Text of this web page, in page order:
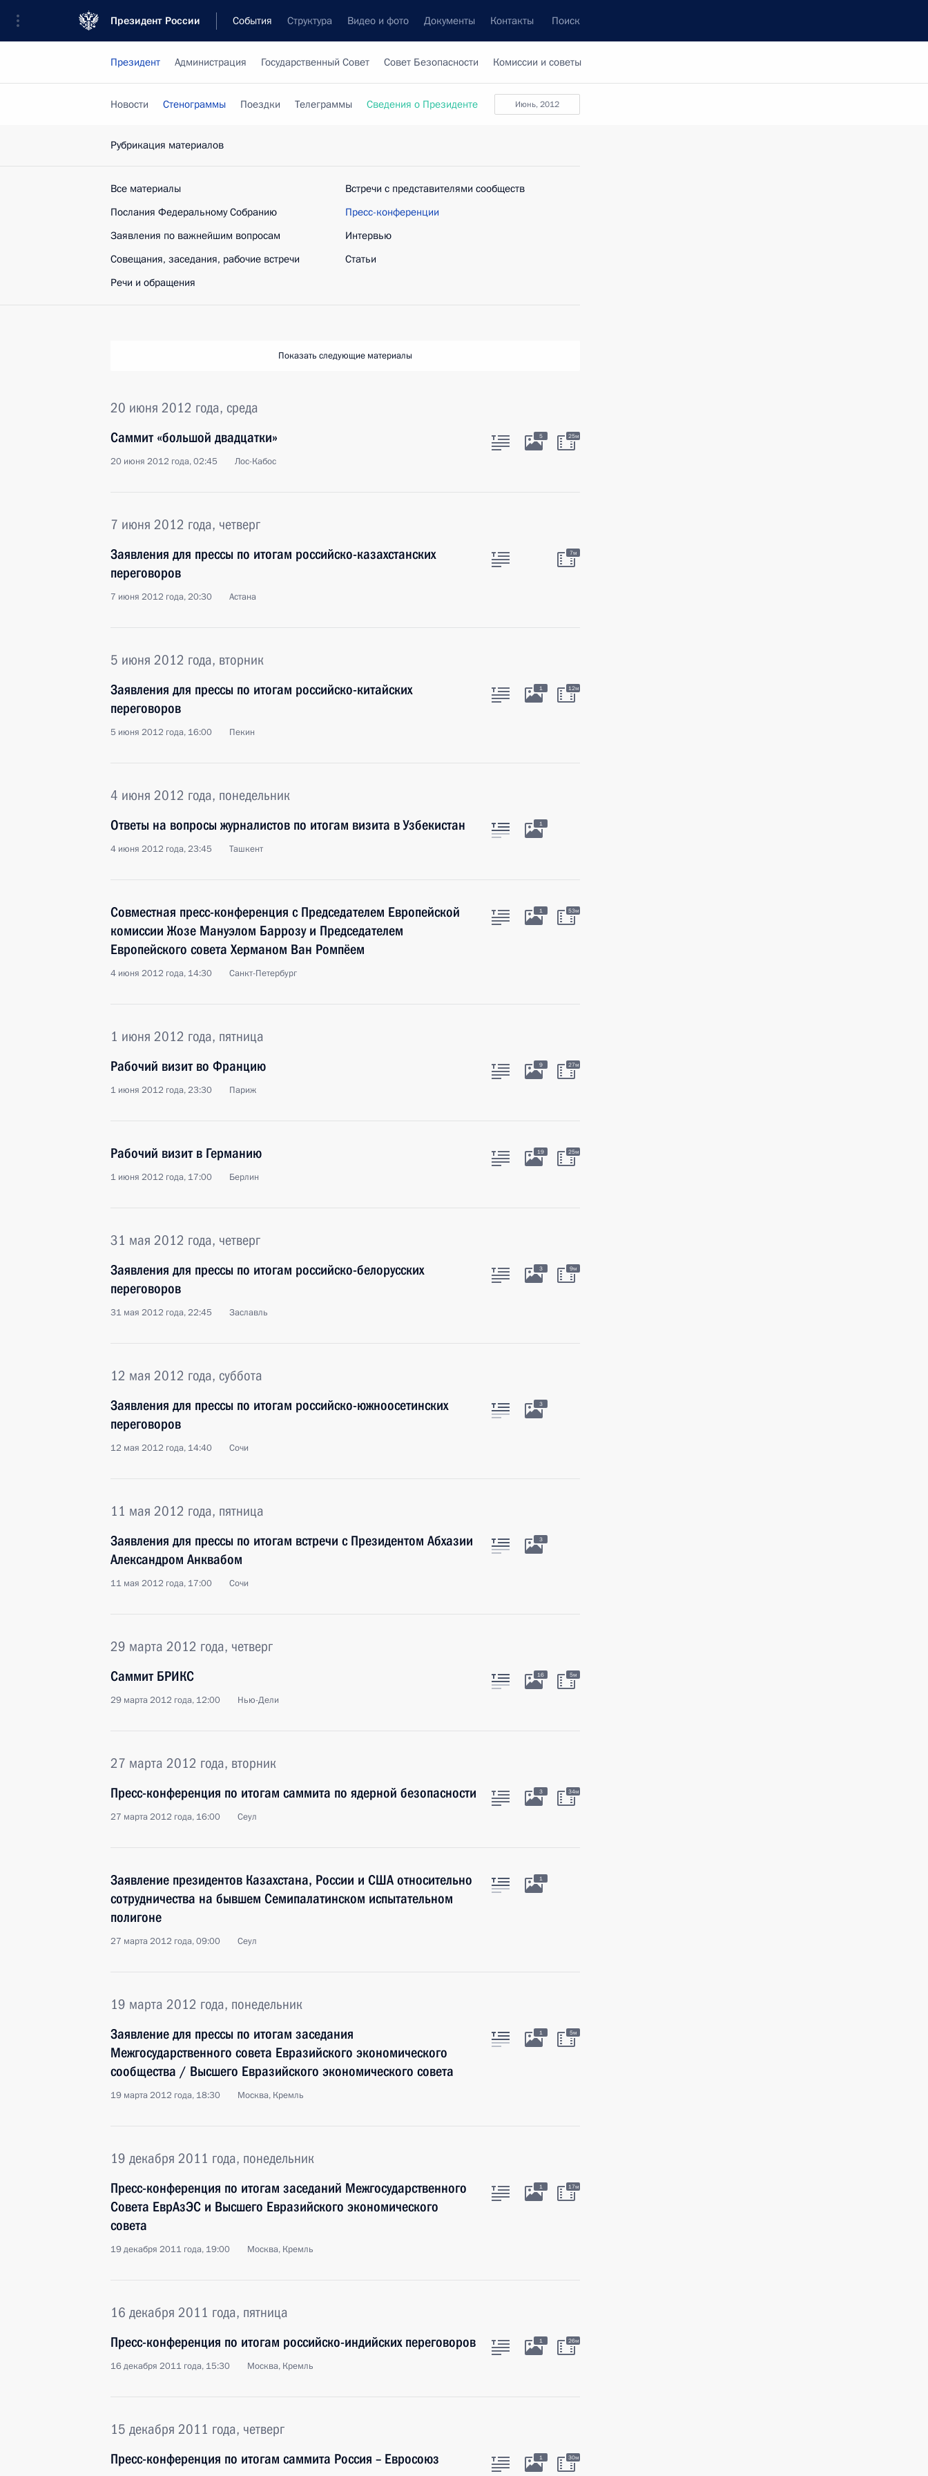
Президент России События Структура Видео и фото Документы Контакты Поиск
Президент Администрация Государственный Совет Совет Безопасности Комиссии и советы
июнь, 2012
Новости Стенограммы Поездки Телеграммы Сведения о Президенте
Рубрикация материалов
Все материалы
Послания Федеральному Собранию
Заявления по важнейшим вопросам
Совещания, заседания, рабочие встречи
Речи и обращения
Встречи с представителями сообществ
Пресс-конференции
Интервью
Статьи
Показать следующие материалы
20 июня 2012 года, среда
Саммит «большой двадцатки»
20 июня 2012 года, 02:45 Лос-Кабос
5 25м
7 июня 2012 года, четверг
Заявления для прессы по итогам российско-казахстанских
переговоров
7 июня 2012 года, 20:30 Астана
7м
5 июня 2012 года, вторник
Заявления для прессы по итогам российско-китайских
переговоров
5 июня 2012 года, 16:00 Пекин
1 12м
4 июня 2012 года, понедельник
Ответы на вопросы журналистов по итогам визита в Узбекистан
4 июня 2012 года, 23:45 Ташкент
1
Совместная пресс-конференция с Председателем Европейской
комиссии Жозе Мануэлом Баррозу и Председателем
Европейского совета Херманом Ван Ромпёем
4 июня 2012 года, 14:30 Санкт-Петербург
1 53м
1 июня 2012 года, пятница
Рабочий визит во Францию
1 июня 2012 года, 23:30 Париж
9 27м
Рабочий визит в Германию
1 июня 2012 года, 17:00 Берлин
19 25м
31 мая 2012 года, четверг
Заявления для прессы по итогам российско-белорусских
переговоров
31 мая 2012 года, 22:45 Заславль
3 9м
12 мая 2012 года, суббота
Заявления для прессы по итогам российско-южноосетинских
переговоров
12 мая 2012 года, 14:40 Сочи
3
11 мая 2012 года, пятница
Заявления для прессы по итогам встречи с Президентом Абхазии
Александром Анквабом
11 мая 2012 года, 17:00 Сочи
3
29 марта 2012 года, четверг
Саммит БРИКС
29 марта 2012 года, 12:00 Нью-Дели
16 5м
27 марта 2012 года, вторник
Пресс-конференция по итогам саммита по ядерной безопасности
27 марта 2012 года, 16:00 Сеул
3 34м
Заявление президентов Казахстана, России и США относительно
сотрудничества на бывшем Семипалатинском испытательном
полигоне
27 марта 2012 года, 09:00 Сеул
1
19 марта 2012 года, понедельник
Заявление для прессы по итогам заседания
Межгосударственного совета Евразийского экономического
сообщества / Высшего Евразийского экономического совета
19 марта 2012 года, 18:30 Москва, Кремль
1 5м
19 декабря 2011 года, понедельник
Пресс-конференция по итогам заседаний Межгосударственного
Совета ЕврАзЭС и Высшего Евразийского экономического
совета
19 декабря 2011 года, 19:00 Москва, Кремль
1 17м
16 декабря 2011 года, пятница
Пресс-конференция по итогам российско-индийских переговоров
16 декабря 2011 года, 15:30 Москва, Кремль
1 26м
15 декабря 2011 года, четверг
Пресс-конференция по итогам саммита Россия – Евросоюз
1 30м